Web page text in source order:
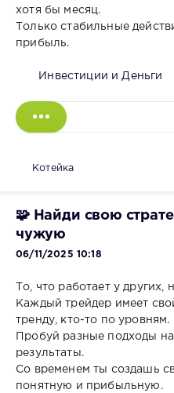
хотя бы месяц.
Только стабильные
прибыль.
Инвестиции и Деньги
Котейка
🧩 Найди свою
чужую
06/11/2025 10:18
То, что работает у других,
Каждый трейдер имеет
тренду, кто-то по уровням.
Пробуй разные подходы
результаты.
Со временем ты создашь
понятную и прибыльную.